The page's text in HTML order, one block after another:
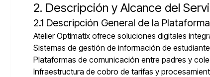
2. Descripción y Alcance del
2.1 Descripción General de la Plataforma
Atelier Optimatix ofrece soluciones digitales
Sistemas de gestión de información de
Plataformas de comunicación entre padres y
Infraestructura de cobro de tarifas y